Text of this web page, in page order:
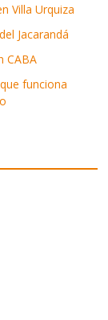
Villa Urquiza
Jacarandá
CABA
funciona